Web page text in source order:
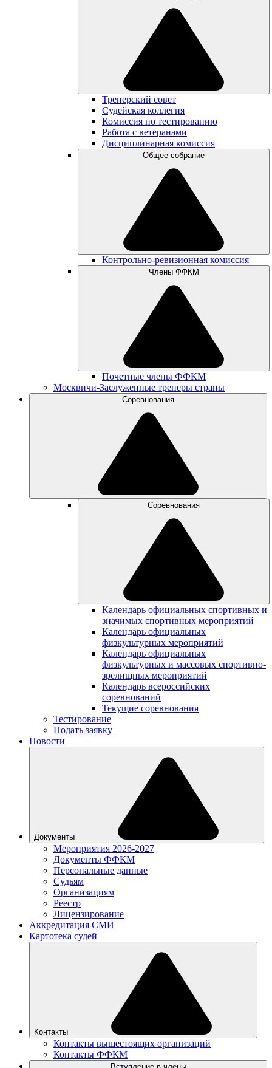
Тренерский совет
Судейская коллегия
Комиссия по тестированию
Работа с ветеранами
Дисциплинарная комиссия
Общее собрание
Контрольно-ревизионная комиссия
Члены ФФКМ
Почетные члены ФФКМ
Москвичи-Заслуженные тренеры страны
Соревнования
Соревнования
Календарь официальных спортивных и
значимых спортивных мероприятий
Календарь официальных
физкультурных мероприятий
Календарь официальных
физкультурных и массовых спортивно-
зрелищных мероприятий
Календарь всероссийских
соревнований
Текущие соревнования
Тестирование
Подать заявку
Новости
Документы
Мероприятия 2026-2027
Документы ФФКМ
Персональные данные
Судьям
Организациям
Реестр
Лицензирование
Аккредитация СМИ
Картотека судей
Контакты
Контакты вышестоящих организаций
Контакты ФФКМ